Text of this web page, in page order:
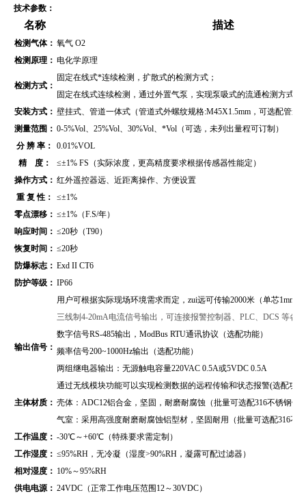
技术参数：
名称 描述
检测气体： 氧气 O2
检测原理： 电化学原理
检测方式：
固定在线式*连续检测，扩散式的检测方式；
固定在线式连续检测，通过外置气泵，实现泵吸式的流通检测方式（
安装方式： 壁挂式、管道一体式（管道式外螺纹规格:M45X1.5mm，可选配管道
测量范围： 0-5%Vol 25%Vol、30%Vol、*Vol （可选，未列出量程可订制）
分 辨 率：
0.01%VOL
精 度：
≤±1% FS（实际浓度，更高精度要求根据传感器性能定）
操作方式： 红外遥控器远、近距离操作、方便设置
重 复 性：
≤±1%
零点漂移： ≤±1%（F.S/年）
响应时间： ≤20秒（T90）
恢复时间： ≤20秒
防爆标志： Exd II CT6
防护等级： IP66
输出信号：
用户可根据实际现场环境需求而定，zui远可传输2000米（单芯1mm2
三线制4-20mA电流信号输出，可连接报警控制器、PLC、DCS 等各
数字信号RS-485输出， ModBus RTU通讯协议 （选配功能）
频率信号200~1000Hz输出（选配功能）
两组继电器输出：无源触电容量220VAC 0.5A或5VDC 0.5A
通过无线模块功能可以实现检测数据的远程传输和状态报警(选配功
主体材质： 壳体：ADC12铝合金，坚固，耐磨耐腐蚀（批量可选配316不锈钢壳
气室：采用高强度耐磨耐腐蚀铝型材，坚固耐用（批量可选配316不
工作温度： -30℃～+60℃（特殊要求需定制）
工作湿度： ≤95%RH，无冷凝（湿度>90%RH，凝露可配过滤器）
相对湿度： 10%～95%RH
供电电源： 24VDC（正常工作电压范围12～30VDC）